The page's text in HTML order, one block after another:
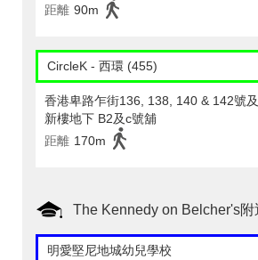
距離 90m
CircleK - 西環 (455)
香港卑路乍街136, 138, 140 & 142號
新樓地下 B2及c號舖
距離 170m
The Kennedy on Belcher's附
明愛堅尼地城幼兒學校